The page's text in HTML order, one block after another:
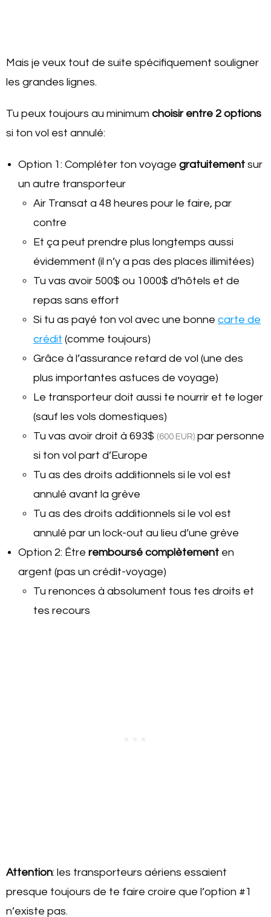
Mais je veux tout de suite spécifiquement souligner
les grandes lignes.
Tu peux toujours au minimum choisir entre 2 options
si ton vol est annulé:
Option 1: Compléter ton voyage gratuitement sur
un autre transporteur
Air Transat a 48 heures pour le faire, par
contre
Et ça peut prendre plus longtemps aussi
évidemment (il n’y a pas des places illimitées)
Tu vas avoir 500$ ou 1000$ d’hôtels et de
repas sans effort
Si tu as payé ton vol avec une bonne carte de
crédit (comme toujours)
Grâce à l’assurance retard de vol (une des
plus importantes astuces de voyage)
Le transporteur doit aussi te nourrir et te loger
(sauf les vols domestiques)
Tu vas avoir droit à 693$ (600 EUR) par personne
si ton vol part d’Europe
Tu as des droits additionnels si le vol est
annulé avant la grève
Tu as des droits additionnels si le vol est
annulé par un lock-out au lieu d’une grève
Option 2: Être remboursé complètement en
argent (pas un crédit-voyage)
Tu renonces à absolument tous tes droits et
tes recours
Attention: les transporteurs aériens essaient
presque toujours de te faire croire que l’option #1
n’existe pas.